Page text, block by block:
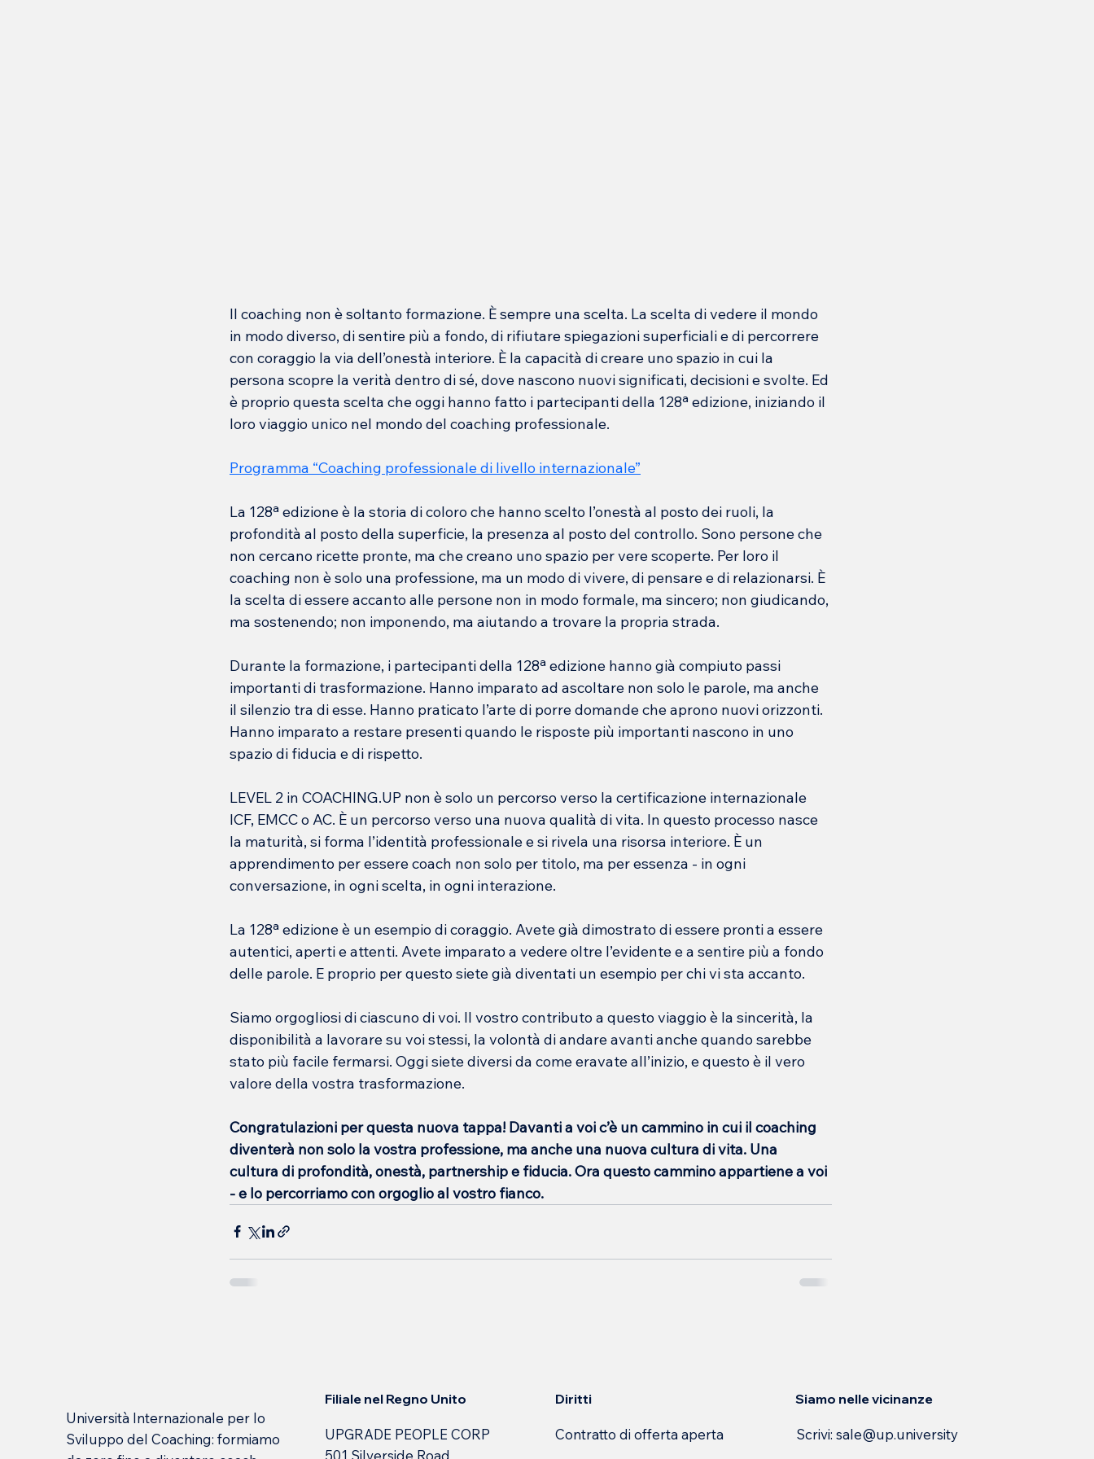
Il coaching non è soltanto formazione. È sempre una scelta. La scelta di vedere il mondo
in modo diverso, di sentire più a fondo, di rifiutare spiegazioni superficiali e di percorrere
con coraggio la via dell’onestà interiore. È la capacità di creare uno spazio in cui la
persona scopre la verità dentro di sé, dove nascono nuovi significati, decisioni e svolte. Ed
è proprio questa scelta che oggi hanno fatto i partecipanti della 128ª edizione, iniziando il
loro viaggio unico nel mondo del coaching professionale.
Programma “Coaching professionale di livello internazionale”
La 128ª edizione è la storia di coloro che hanno scelto l’onestà al posto dei ruoli, la
profondità al posto della superficie, la presenza al posto del controllo. Sono persone che
non cercano ricette pronte, ma che creano uno spazio per vere scoperte. Per loro il
coaching non è solo una professione, ma un modo di vivere, di pensare e di relazionarsi. È
la scelta di essere accanto alle persone non in modo formale, ma sincero; non giudicando,
ma sostenendo; non imponendo, ma aiutando a trovare la propria strada.
Durante la formazione, i partecipanti della 128ª edizione hanno già compiuto passi
importanti di trasformazione. Hanno imparato ad ascoltare non solo le parole, ma anche
il silenzio tra di esse. Hanno praticato l’arte di porre domande che aprono nuovi orizzonti.
Hanno imparato a restare presenti quando le risposte più importanti nascono in uno
spazio di fiducia e di rispetto.
LEVEL 2 in COACHING.UP non è solo un percorso verso la certificazione internazionale
ICF, EMCC o AC. È un percorso verso una nuova qualità di vita. In questo processo nasce
la maturità, si forma l’identità professionale e si rivela una risorsa interiore. È un
apprendimento per essere coach non solo per titolo, ma per essenza - in ogni
conversazione, in ogni scelta, in ogni interazione.
La 128ª edizione è un esempio di coraggio. Avete già dimostrato di essere pronti a essere
autentici, aperti e attenti. Avete imparato a vedere oltre l’evidente e a sentire più a fondo
delle parole. E proprio per questo siete già diventati un esempio per chi vi sta accanto.
Siamo orgogliosi di ciascuno di voi. Il vostro contributo a questo viaggio è la sincerità, la
disponibilità a lavorare su voi stessi, la volontà di andare avanti anche quando sarebbe
stato più facile fermarsi. Oggi siete diversi da come eravate all’inizio, e questo è il vero
valore della vostra trasformazione.
Congratulazioni per questa nuova tappa! Davanti a voi c’è un cammino in cui il coaching
diventerà non solo la vostra professione, ma anche una nuova cultura di vita. Una
cultura di profondità, onestà, partnership e fiducia. Ora questo cammino appartiene a voi
- e lo percorriamo con orgoglio al vostro fianco.
Università Internazionale per lo
Sviluppo del Coaching: formiamo
Filiale nel Regno Unito
UPGRADE PEOPLE CORP
501 Silverside Road
Diritti
Contratto di offerta aperta
Siamo nelle vicinanze
Scrivi: sale@up.university